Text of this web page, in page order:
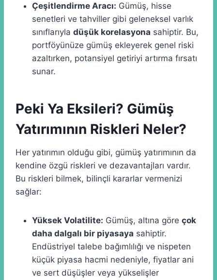
Çeşitlendirme Aracı: Gümüş, hisse
senetleri ve tahviller gibi geleneksel varlık
sınıflarıyla düşük korelasyona sahiptir. Bu,
portföyünüze gümüş ekleyerek genel riski
azaltırken, potansiyel getiriyi artırma fırsatı
sunar.
Peki Ya Eksileri? Gümüş
Yatırımının Riskleri Neler?
Her yatırımın olduğu gibi, gümüş yatırımının da
kendine özgü riskleri ve dezavantajları vardır.
Bu riskleri bilmek, bilinçli kararlar vermenizi
sağlar:
Yüksek Volatilite: Gümüş, altına göre çok
daha dalgalı bir piyasaya sahiptir.
Endüstriyel talebe bağımlılığı ve nispeten
küçük piyasa hacmi nedeniyle, fiyatlar ani
ve sert düşüşler veya yükselişler